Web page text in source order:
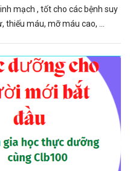
mạch , tốt cho các bệnh suy
máu, mỡ máu cao, ...